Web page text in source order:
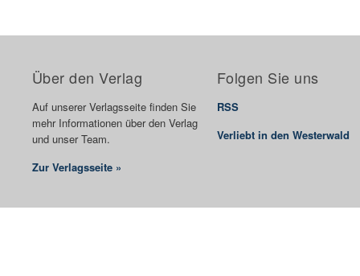
Über den Verlag
Auf unserer Verlagsseite finden Sie
mehr Informationen über den Verlag
und unser Team.
Zur Verlagsseite »
Folgen Sie uns
RSS
Verliebt in den Westerwald